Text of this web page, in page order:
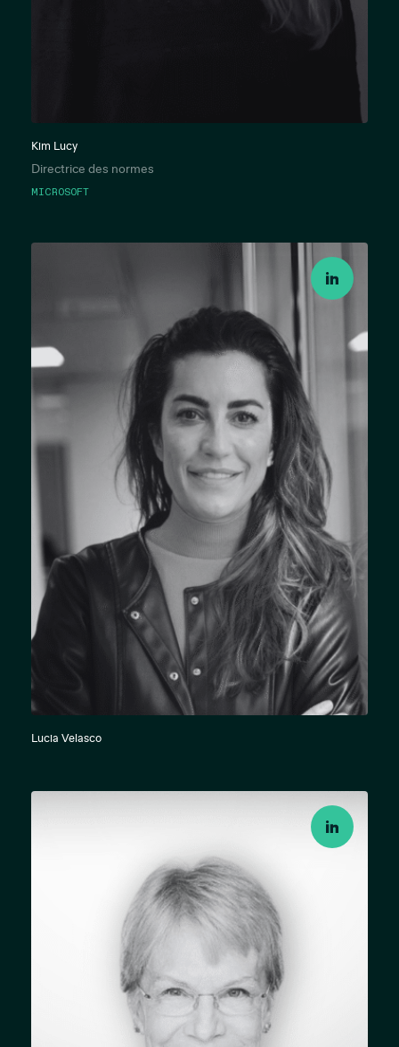
Kim Lucy
Directrice des normes
MICROSOFT
Lucia Velasco